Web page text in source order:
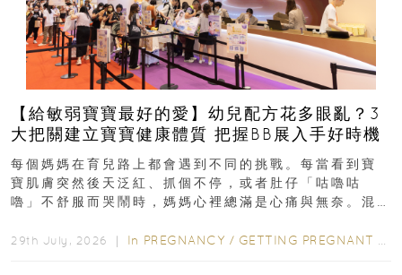
【給敏弱寶寶最好的愛】幼兒配方花多眼亂？3
大把關建立寶寶健康體質 把握BB展入手好時機
每個媽媽在育兒路上都會遇到不同的挑戰。每當看到寶
寶肌膚突然後天泛紅、抓個不停，或者肚仔「咕嚕咕
嚕」不舒服而哭鬧時，媽媽心裡總滿是心痛與無奈。混
29th July, 2026 ｜ In PREGNANCY / GETTING PREGNANT